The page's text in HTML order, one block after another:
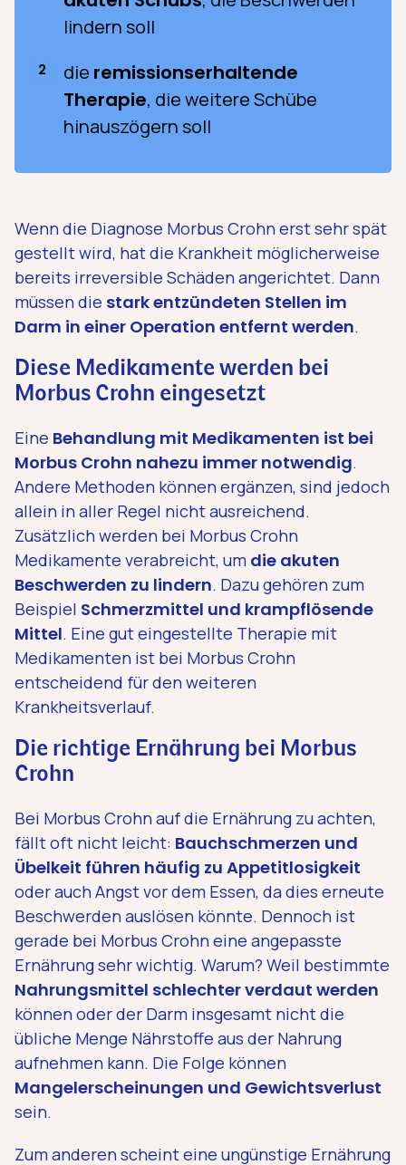
lindern soll
die remissionserhaltende
Therapie, die weitere Schübe
hinauszögern soll
Wenn die Diagnose Morbus Crohn erst sehr spät
gestellt wird, hat die Krankheit möglicherweise
bereits irreversible Schäden angerichtet. Dann
müssen die stark entzündeten Stellen im
Darm in einer Operation entfernt werden.
Diese Medikamente werden bei
Morbus Crohn eingesetzt
Eine Behandlung mit Medikamenten ist bei
Morbus Crohn nahezu immer notwendig.
Andere Methoden können ergänzen, sind jedoch
allein in aller Regel nicht ausreichend.
Zusätzlich werden bei Morbus Crohn
Medikamente verabreicht, um die akuten
Beschwerden zu lindern. Dazu gehören zum
Beispiel Schmerzmittel und krampflösende
Mittel. Eine gut eingestellte Therapie mit
Medikamenten ist bei Morbus Crohn
entscheidend für den weiteren
Krankheitsverlauf.
Die richtige Ernährung bei Morbus
Crohn
Bei Morbus Crohn auf die Ernährung zu achten,
fällt oft nicht leicht: Bauchschmerzen und
Übelkeit führen häufig zu Appetitlosigkeit
oder auch Angst vor dem Essen, da dies erneute
Beschwerden auslösen könnte. Dennoch ist
gerade bei Morbus Crohn eine angepasste
Ernährung sehr wichtig. Warum? Weil bestimmte
Nahrungsmittel schlechter verdaut werden
können oder der Darm insgesamt nicht die
übliche Menge Nährstoffe aus der Nahrung
aufnehmen kann. Die Folge können
Mangelerscheinungen und Gewichtsverlust
sein.
Zum anderen scheint eine ungünstige Ernährung